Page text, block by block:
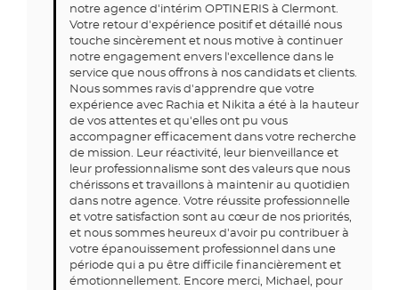
notre agence d'intérim OPTINERIS à Clermont.
Votre retour d'expérience positif et détaillé nous
touche sincèrement et nous motive à continuer
notre engagement envers l'excellence dans le
service que nous offrons à nos candidats et clients.
Nous sommes ravis d'apprendre que votre
expérience avec Rachia et Nikita a été à la hauteur
de vos attentes et qu'elles ont pu vous
accompagner efficacement dans votre recherche
de mission. Leur réactivité, leur bienveillance et
leur professionnalisme sont des valeurs que nous
chérissons et travaillons à maintenir au quotidien
dans notre agence. Votre réussite professionnelle
et votre satisfaction sont au cœur de nos priorités,
et nous sommes heureux d'avoir pu contribuer à
votre épanouissement professionnel dans une
période qui a pu être difficile financièrement et
émotionnellement. Encore merci, Michael, pour